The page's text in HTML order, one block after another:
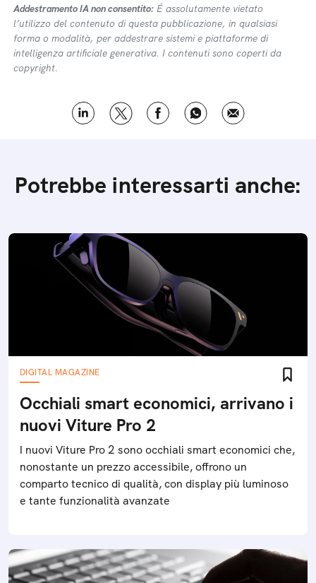
Addestramento IA non consentito: É assolutamente vietato
l’utilizzo del contenuto di questa pubblicazione, in qualsiasi
forma o modalità, per addestrare sistemi e piattaforme di
intelligenza artificiale generativa. I contenuti sono coperti da
copyright.
Potrebbe interessarti anche:
DIGITAL MAGAZINE
Occhiali smart economici, arrivano i
nuovi Viture Pro 2
I nuovi Viture Pro 2 sono occhiali smart economici che,
nonostante un prezzo accessibile, offrono un
comparto tecnico di qualità, con display più luminoso
e tante funzionalità avanzate